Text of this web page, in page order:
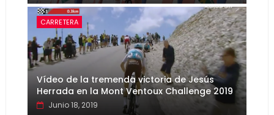
CARRETERA
Vídeo de la tremenda victoria de Jesús
Herrada en la Mont Ventoux Challenge 2019
Junio 18, 2019